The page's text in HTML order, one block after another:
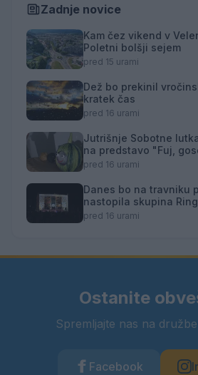
Zadnje novice
Kam čez vikend v
Poletni bolšji sejem
pred 15 urami
Dež bo prekinil
kratek čas
pred 16 urami
Jutrišnje Sobotne
na predstavo "Fuj,
pred 16 urami
Danes bo na travniku
nastopila skupina
pred 16 urami
Ostanite
Spremljajte nas na
Facebook